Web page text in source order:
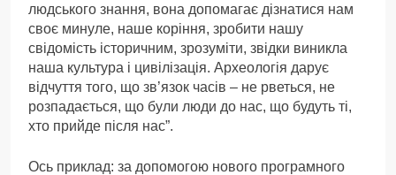
людського знання, вона допомагає дізнатися нам
своє минуле, наше коріння, зробити нашу
свідомість історичним, зрозуміти, звідки виникла
наша культура і цивілізація. Археологія дарує
відчуття того, що зв’язок часів – не рветься, не
розпадається, що були люди до нас, що будуть ті,
хто прийде після нас”.
Ось приклад: за допомогою нового програмного